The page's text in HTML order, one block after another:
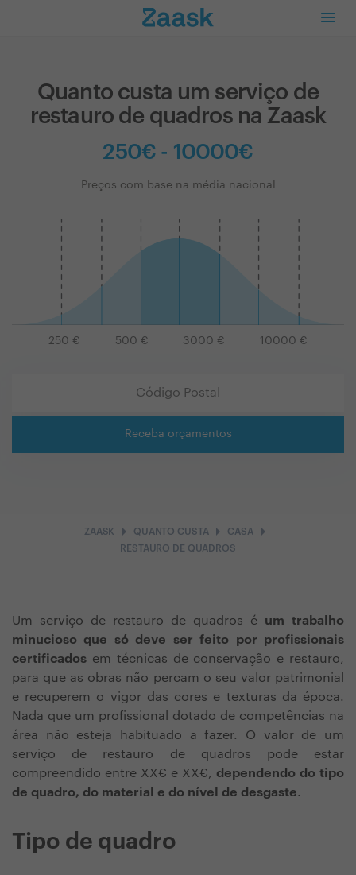
Quanto custa um serviço de
restauro de quadros na Zaask
250€ - 10000€
Preços com base na média nacional
250 € 500 € 3000 € 10000 €
Receba orçamentos
ZAASK arrow_right QUANTO CUSTAarrow_right CASAarrow_right
RESTAURO DE QUADROS
Um serviço de restauro de quadros é um trabalho
minucioso que só deve ser feito por profissionais
certificados em técnicas de conservação e restauro,
para que as obras não percam o seu valor patrimonial
e recuperem o vigor das cores e texturas da época.
Nada que um profissional dotado de competências na
área não esteja habituado a fazer. O valor de um
serviço de restauro de quadros pode estar
compreendido entre XX€ e XX€, dependendo do tipo
de quadro, do material e do nível de desgaste.
Tipo de quadro